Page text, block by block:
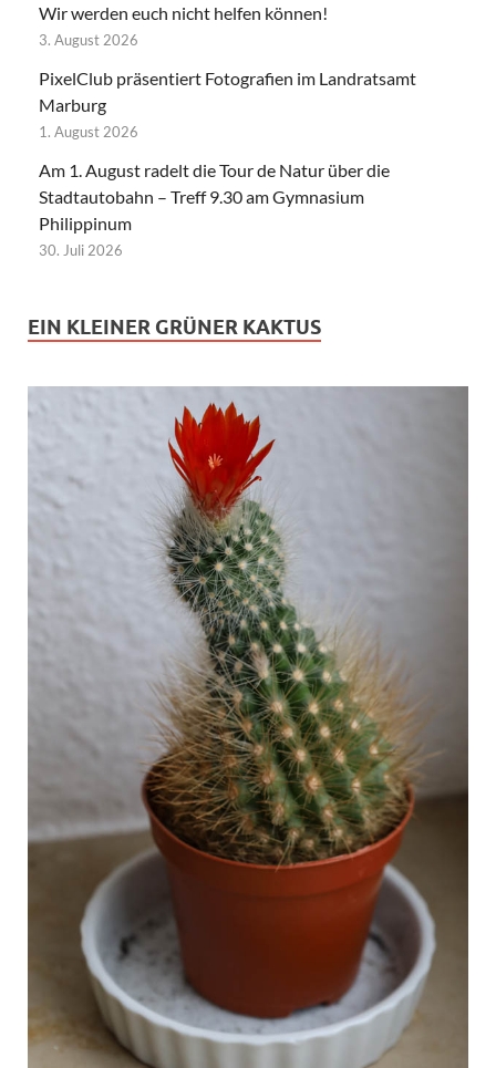
Wir werden euch nicht helfen können!
3. August 2026
PixelClub präsentiert Fotografien im Landratsamt
Marburg
1. August 2026
Am 1. August radelt die Tour de Natur über die
Stadtautobahn – Treff 9.30 am Gymnasium
Philippinum
30. Juli 2026
EIN KLEINER GRÜNER KAKTUS